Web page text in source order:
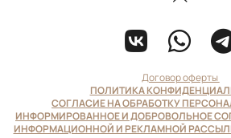
Договор оферты
ПОЛИТИКА
СОГЛАСИЕ НА ОБРАБОТКУ
ИНФОРМИРОВАННОЕ И ДОБРОВОЛЬНОЕ
ИНФОРМАЦИОННОЙ И РЕКЛАМНОЙ